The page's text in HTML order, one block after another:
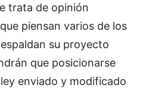
trata de opinión
piensan varios de los
su proyecto
que posicionarse
enviado y modificado